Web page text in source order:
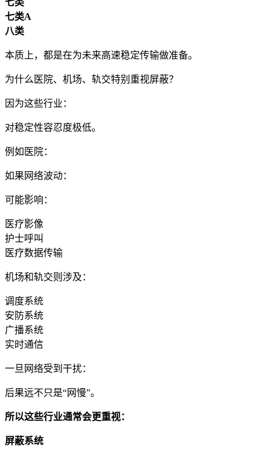
七类A
八类
本质上，都是在为未来高速稳定传输做准备。
为什么医院、机场、轨交特别重视屏蔽？
因为这些行业：
对稳定性容忍度极低。
例如医院：
如果网络波动：
可能影响：
医疗影像
护士呼叫
医疗数据传输
机场和轨交则涉及：
调度系统
安防系统
广播系统
实时通信
一旦网络受到干扰：
后果远不只是“网慢”。
所以这些行业通常会更重视：
屏蔽系统